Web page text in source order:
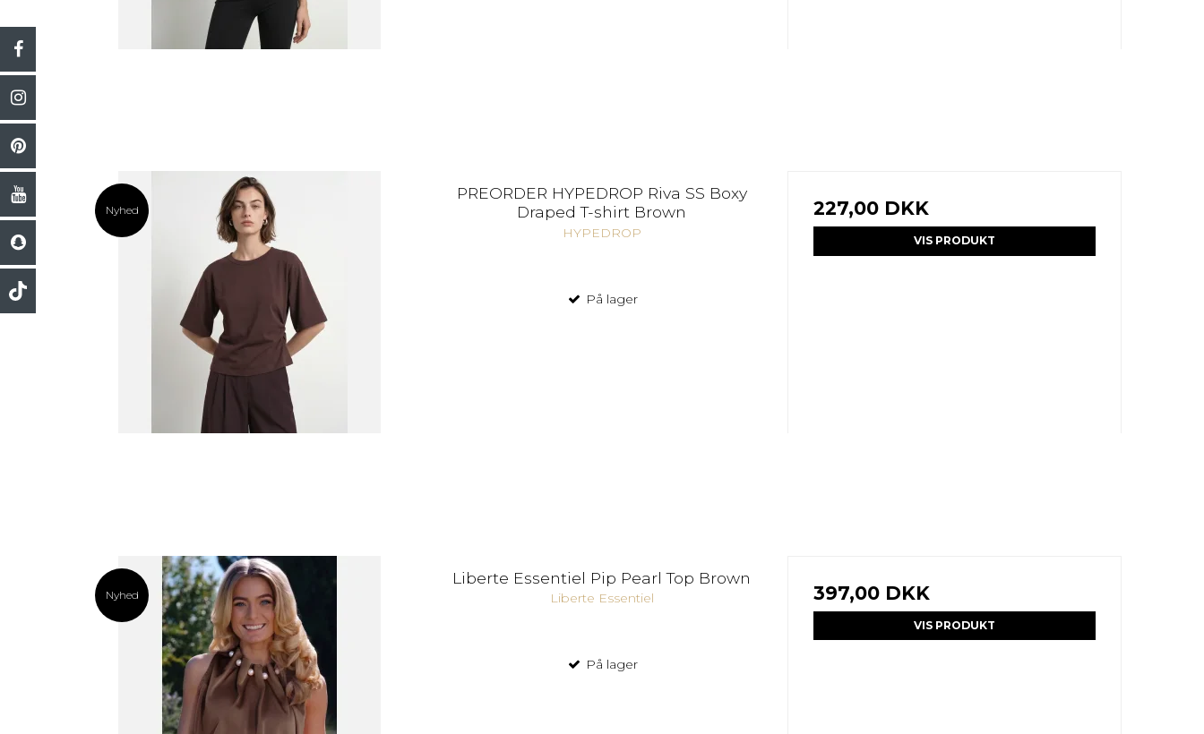
Nyhed
PREORDER HYPEDROP Riva SS Boxy
Draped T-shirt Brown
HYPEDROP
På lager
227,00 DKK
VIS PRODUKT
Nyhed
Liberte Essentiel Pip Pearl Top Brown
Liberte Essentiel
På lager
397,00 DKK
VIS PRODUKT